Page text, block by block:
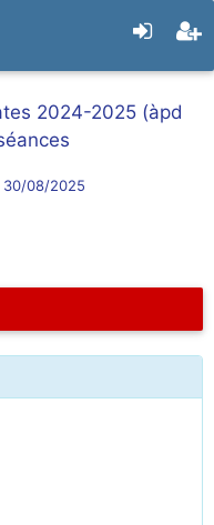
2024-2025 (àpd
08/2025